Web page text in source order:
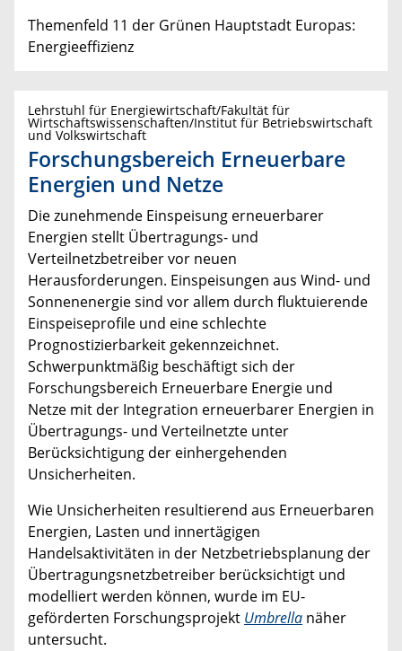
Themenfeld 11 der Grünen Hauptstadt Europas:
Energieeffizienz
Lehrstuhl für Energiewirtschaft/Fakultät für
Wirtschaftswissenschaften/Institut für Betriebswirtschaft
und Volkswirtschaft
Forschungsbereich Erneuerbare
Energien und Netze
Die zunehmende Einspeisung erneuerbarer
Energien stellt Übertragungs- und
Verteilnetzbetreiber vor neuen
Herausforderungen. Einspeisungen aus Wind- und
Sonnenenergie sind vor allem durch fluktuierende
Einspeiseprofile und eine schlechte
Prognostizierbarkeit gekennzeichnet.
Schwerpunktmäßig beschäftigt sich der
Forschungsbereich Erneuerbare Energie und
Netze mit der Integration erneuerbarer Energien in
Übertragungs- und Verteilnetzte unter
Berücksichtigung der einhergehenden
Unsicherheiten.
Wie Unsicherheiten resultierend aus Erneuerbaren
Energien, Lasten und innertägigen
Handelsaktivitäten in der Netzbetriebsplanung der
Übertragungsnetzbetreiber berücksichtigt und
modelliert werden können, wurde im EU-
geförderten Forschungsprojekt Umbrella näher
untersucht.